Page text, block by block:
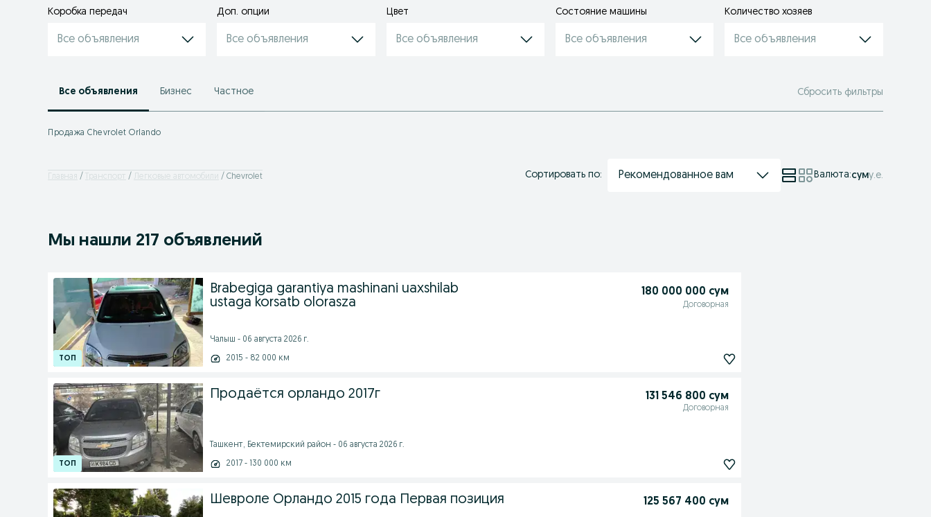
Коробка передач
Все объявления
Доп. опции
Все объявления
Цвет
Все объявления
Состояние машины
Все объявления
Количество хозяев
Все объявления
Все объявления Бизнес Частное Сбросить фильтры
Продажа Chevrolet Orlando
Главная Транспорт Легковые автомобили Chevrolet Сортировать по: Рекомендованное вам Валюта:суму.е.
Мы нашли 217 объявлений
Brabegiga garantiya mashinani uaxshilab
ustaga korsatb olorasza
180 000 000 сум
Договорная
Чалыш - 06 августа 2026 г.
2015 - 82 000 км
Продаётся орландо 2017г 131 546 800 сум
Договорная
Ташкент, Бектемирский район - 06 августа 2026 г.
2017 - 130 000 км
Шевроле Орландо 2015 года Первая позиция 125 567 400 сум